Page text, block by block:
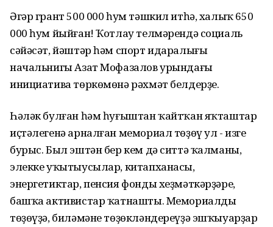
Әгәр грант 500 000 һум тәшкил итһә, халыҡ 650
000 һум йыйған! Ҡотлау телмәрендә социаль
сәйәсәт, йәштәр һәм спорт идаралығы
начальнигы Азат Мофазалов урындағы
инициатива төркөмөнә рәхмәт белдерҙе.
Һәләк булған һәм һуғыштан ҡайтҡан яҡташтар
иҫтәлегенә арналған мемориал төҙөү ул - изге
бурыс. Был эштән бер кем дә ситтә ҡалманы,
элекке уҡытыусылар, китапханасы,
энергетиктар, пенсия фонды хеҙмәткәрҙәре,
башҡа активистар ҡатнашты. Мемориалды
төҙөүҙә, биләмәне төҙөкләндереүҙә эшҡыуарҙар